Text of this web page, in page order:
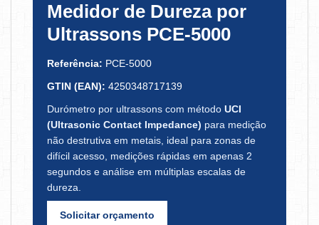
Medidor de Dureza por
Ultrassons PCE-5000
Referência: PCE-5000
GTIN (EAN): 4250348717139
Durómetro por ultrassons com método UCI
(Ultrasonic Contact Impedance) para medição
não destrutiva em metais, ideal para zonas de
difícil acesso, medições rápidas em apenas 2
segundos e análise em múltiplas escalas de
dureza.
Solicitar orçamento